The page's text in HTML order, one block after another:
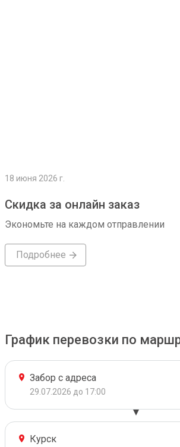
18 июня 2026 г.
Скидка за онлайн заказ
Экономьте на каждом отправлении
Подробнее
График перевозки по
Забор с адреса
29.07.2026 до 17:00
Курск